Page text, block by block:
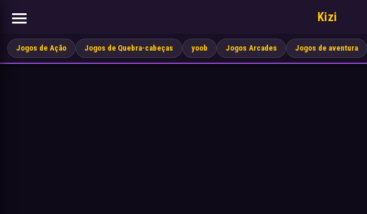
Kizi
Jogos de Ação Jogos de Quebra-cabeças yoob Jogos Arcades Jogos de aventura